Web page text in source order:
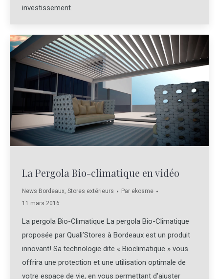
investissement.
La Pergola Bio-climatique en vidéo
News Bordeaux, Stores extérieurs Par ekosme
11 mars 2016
La pergola Bio-Climatique La pergola Bio-Climatique
proposée par Quali’Stores à Bordeaux est un produit
innovant! Sa technologie dite « Bioclimatique » vous
offrira une protection et une utilisation optimale de
votre espace de vie, en vous permettant d’ajuster